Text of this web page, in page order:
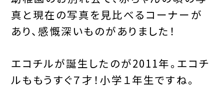
真と現在の写真を見比べるコーナーが
あり、感慨深いものがありました！
エコチルが誕生したのが2011年。エコチ
ルももうすぐ７才！小学１年生ですね。